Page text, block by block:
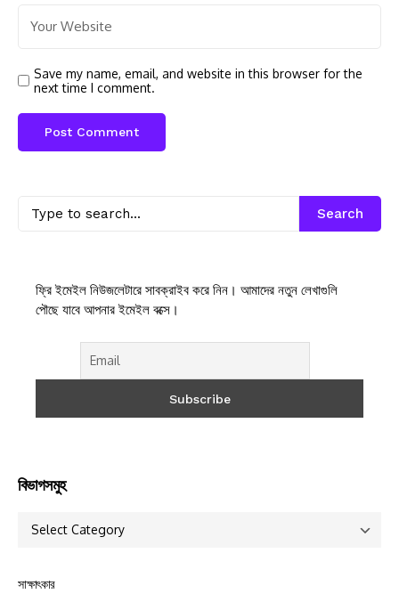
Save my name, email, and website in this browser for the
next time I comment.
Search
ফ্রি ইমেইল নিউজলেটারে সাবক্রাইব করে নিন। আমাদের নতুন লেখাগুলি
পৌছে যাবে আপনার ইমেইল বক্সে।
বিভাগসমুহ
সাক্ষাৎকার